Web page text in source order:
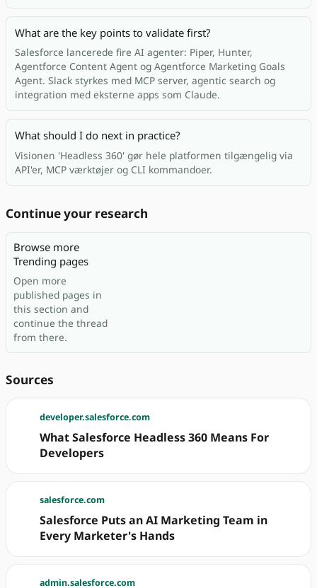
What are the key points to validate first?
Salesforce lancerede fire AI agenter: Piper, Hunter,
Agentforce Content Agent og Agentforce Marketing Goals
Agent. Slack styrkes med MCP server, agentic search og
integration med eksterne apps som Claude.
What should I do next in practice?
Visionen 'Headless 360' gør hele platformen tilgængelig via
API'er, MCP værktøjer og CLI kommandoer.
Continue your research
Browse more
Trending pages
Open more
published pages in
this section and
continue the thread
from there.
Sources
developer.salesforce.com
What Salesforce Headless 360 Means For
Developers
salesforce.com
Salesforce Puts an AI Marketing Team in
Every Marketer's Hands
admin.salesforce.com